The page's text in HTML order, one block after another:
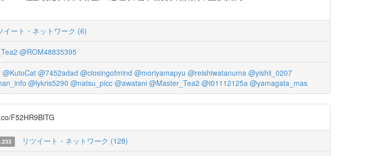
イート・ネットワーク (6)
@ROM48835395
@KutoCat @7452adad @closingofmind @moriyamapyu @reishiwatanuma @yishii_0207
@lykris5290 @natsu_picc @awatani @Master_Tea2 @t01112125a @yamagata_mas
F52HR9BITG
リツイート・ネットワーク (128)